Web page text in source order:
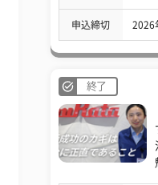
申込締切 2026
終了